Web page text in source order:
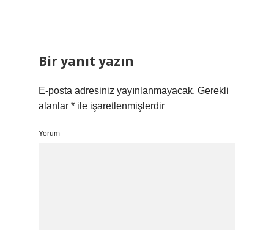
Bir yanıt yazın
E-posta adresiniz yayınlanmayacak. Gerekli
alanlar * ile işaretlenmişlerdir
Yorum